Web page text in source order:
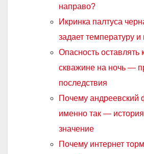
направо?
Икринка палтуса
задает температуру и
Опасность оставлять
скважине на ночь —
последствия
Почему андреевский
именно так —
значение
Почему интернет